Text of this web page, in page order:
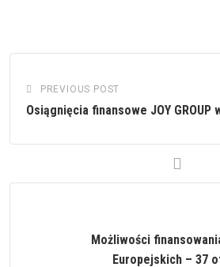
PREVIOUS POST
Osiągnięcia finansowe JOY GROUP
Możliwości
Europejskich – 37